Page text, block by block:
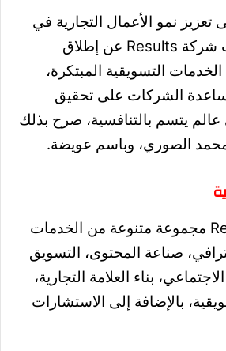
نمو الأعمال التجارية في
دولة الكويت، أعلنت شركة Results عن إطلاق
التسويقية المبتكرة،
الشركات على تحقيق
عالم يتسم بالتنافسية، صرح بذلك
الصوري، وباسم عويضة.
وتقدم شركة Results مجموعة متنوعة من الخدمات
صناعة المحتوى، التسويق
بناء العلامة التجارية،
بالإضافة إلى الاستشارات